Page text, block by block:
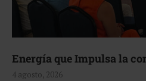
Energía que Impulsa la
4 agosto, 2026